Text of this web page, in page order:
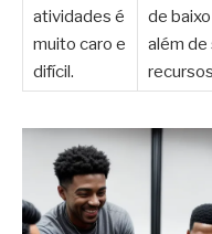
atividades é
muito caro e
difícil.
de
além